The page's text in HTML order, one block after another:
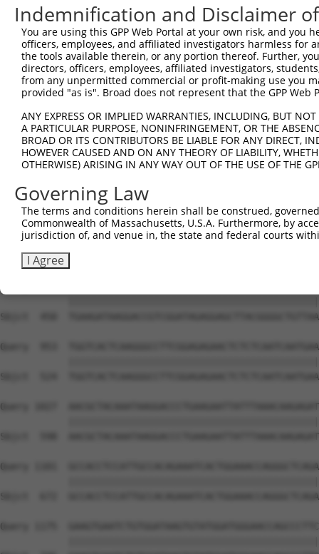
Indemnification and Disclaimer
You are using this GPP Web Portal at your own risk, and
officers, employees, and affiliated investigators harmless for
the tools available therein, or any portion thereof. Further,
directors, officers, employees, affiliated investigators,
from any unpermitted commercial or profit-making use you
provided "as is". Broad does not represent that the GPP
ANY EXPRESS OR IMPLIED WARRANTIES, INCLUDING, BUT
A PARTICULAR PURPOSE, NONINFRINGEMENT, OR THE
BROAD OR ITS CONTRIBUTORS BE LIABLE FOR ANY DIRECT,
HOWEVER CAUSED AND ON ANY THEORY OF LIABILITY,
OTHERWISE) ARISING IN ANY WAY OUT OF THE USE OF THE
Governing Law
The terms and conditions herein shall be construed,
Commonwealth of Massachusetts, U.S.A. Furthermore, by
jurisdiction of, and venue in, the state and federal courts
I Agree